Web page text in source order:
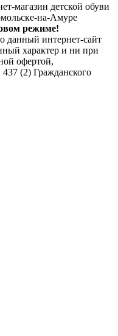
магазин детской обуви
на-Амуре
режиме!
данный интернет-сайт
характер и ни при
офертой,
(2) Гражданского